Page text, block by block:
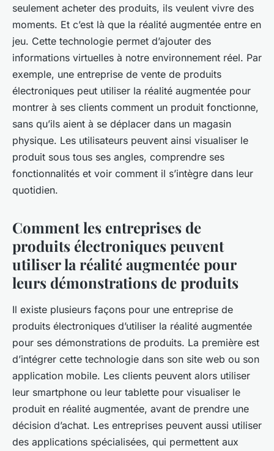
seulement acheter des produits, ils veulent vivre des
moments. Et c’est là que la réalité augmentée entre en
jeu. Cette technologie permet d’ajouter des
informations virtuelles à notre environnement réel. Par
exemple, une entreprise de vente de produits
électroniques peut utiliser la réalité augmentée pour
montrer à ses clients comment un produit fonctionne,
sans qu’ils aient à se déplacer dans un magasin
physique. Les utilisateurs peuvent ainsi visualiser le
produit sous tous ses angles, comprendre ses
fonctionnalités et voir comment il s’intègre dans leur
quotidien.
Comment les entreprises de
produits électroniques peuvent
utiliser la réalité augmentée pour
leurs démonstrations de produits
Il existe plusieurs façons pour une entreprise de
produits électroniques d’utiliser la réalité augmentée
pour ses démonstrations de produits. La première est
d’intégrer cette technologie dans son site web ou son
application mobile. Les clients peuvent alors utiliser
leur smartphone ou leur tablette pour visualiser le
produit en réalité augmentée, avant de prendre une
décision d’achat. Les entreprises peuvent aussi utiliser
des applications spécialisées, qui permettent aux